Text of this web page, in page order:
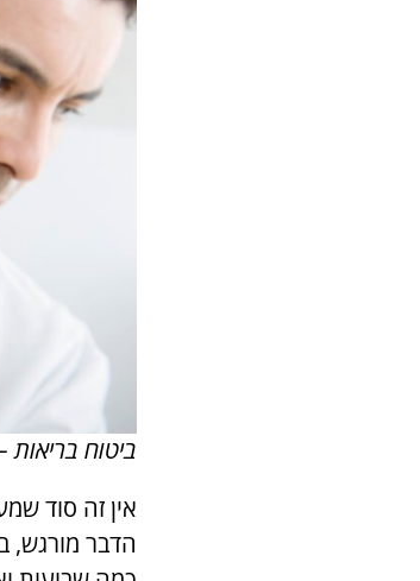
ביטוח
אין זה סוד
הדבר מורגש,